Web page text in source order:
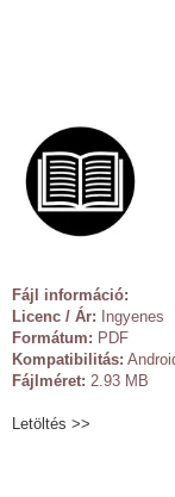
Fájl információ:
Licenc / Ár: Ingyenes
Formátum: PDF
Kompatibilitás:
Fájlméret: 2.93 MB
Letöltés >>